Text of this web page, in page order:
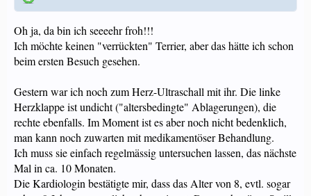
Oh ja, da bin ich seeeehr froh!!!
Ich möchte keinen "verrückten" Terrier, aber das hätte ich schon
beim ersten Besuch gesehen.
Gestern war ich noch zum Herz-Ultraschall mit ihr. Die linke
Herzklappe ist undicht ("altersbedingte" Ablagerungen), die
rechte ebenfalls. Im Moment ist es aber noch nicht bedenklich,
man kann noch zuwarten mit medikamentöser Behandlung.
Ich muss sie einfach regelmässig untersuchen lassen, das nächste
Mal in ca. 10 Monaten.
Die Kardiologin bestätigte mir, dass das Alter von 8, evtl. sogar